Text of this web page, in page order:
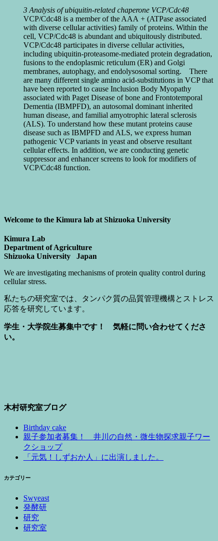
3 Analysis of ubiquitin-related chaperone VCP/Cdc48
VCP/Cdc48 is a member of the AAA + (ATPase associated
with diverse cellular activities) family of proteins. Within the
cell, VCP/Cdc48 is abundant and ubiquitously distributed.
VCP/Cdc48 participates in diverse cellular activities,
including ubiquitin-proteasome-mediated protein degradation,
fusions to the endoplasmic reticulum (ER) and Golgi
membranes, autophagy, and endolysosomal sorting. There
are many different single amino acid-substitutions in VCP that
have been reported to cause Inclusion Body Myopathy
associated with Paget Disease of bone and Frontotemporal
Dementia (IBMPFD), an autosomal dominant inherited
human disease, and familial amyotrophic lateral sclerosis
(ALS). To understand how these mutant proteins cause
disease such as IBMPFD and ALS, we express human
pathogenic VCP variants in yeast and observe resultant
cellular effects. In addition, we are conducting genetic
suppressor and enhancer screens to look for modifiers of
VCP/Cdc48 function.
Welcome to the Kimura lab at Shizuoka University
Kimura Lab
Department of Agriculture
Shizuoka University Japan
We are investigating mechanisms of protein quality control during
cellular stress.
私たちの研究室では、タンパク質の品質管理機構とストレス
応答を研究しています。
学生・大学院生募集中です！ 気軽に問い合わせてくださ
い。
木村研究室ブログ
Birthday cake
親子参加者募集！ 井川の自然・微生物探求親子ワー
クショップ
「元気！しずおか人」に出演しました。
カテゴリー
Swyeast
発酵研
研究
研究室